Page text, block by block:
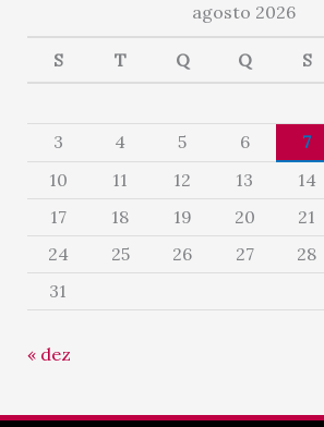
agosto 2026
S T Q Q S
3
4 5 6 7
10
11 12 13 14
17
18 19 20 21
24
25 26 27 28
31
« dez